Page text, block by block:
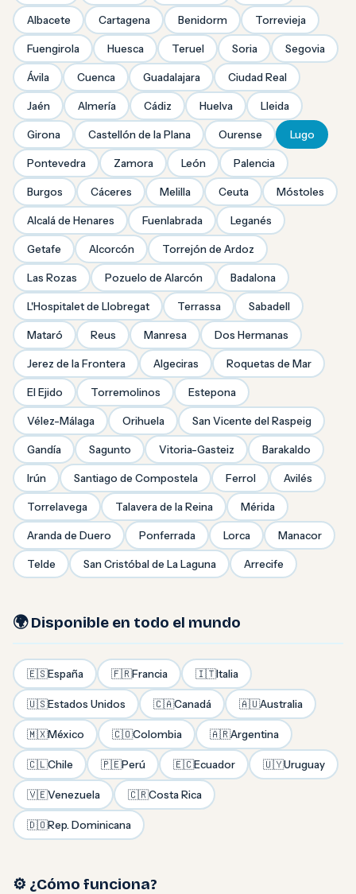
Albacete Cartagena Benidorm Torrevieja
Fuengirola Huesca Teruel Soria Segovia
Ávila Cuenca Guadalajara Ciudad Real
Jaén Almería Cádiz Huelva Lleida
Girona Castellón de la Plana Ourense Lugo
Pontevedra Zamora León Palencia
Burgos Cáceres Melilla Ceuta Móstoles
Alcalá de Henares Fuenlabrada Leganés
Getafe Alcorcón Torrejón de Ardoz
Las Rozas Pozuelo de Alarcón Badalona
L'Hospitalet de Llobregat Terrassa Sabadell
Mataró Reus Manresa Dos Hermanas
Jerez de la Frontera Algeciras Roquetas de Mar
El Ejido Torremolinos Estepona
Vélez-Málaga Orihuela San Vicente del Raspeig
Gandía Sagunto Vitoria-Gasteiz Barakaldo
Irún Santiago de Compostela Ferrol Avilés
Torrelavega Talavera de la Reina Mérida
Aranda de Duero Ponferrada Lorca Manacor
Telde San Cristóbal de La Laguna Arrecife
🌍 Disponible en todo el mundo
🇪🇸España 🇫🇷Francia 🇮🇹Italia
🇺🇸Estados Unidos 🇨🇦Canadá 🇦🇺Australia
🇲🇽México 🇨🇴Colombia 🇦🇷Argentina
🇨🇱Chile 🇵🇪Perú 🇪🇨Ecuador 🇺🇾Uruguay
🇻🇪Venezuela 🇨🇷Costa Rica
🇩🇴Rep. Dominicana
⚙️ ¿Cómo funciona?